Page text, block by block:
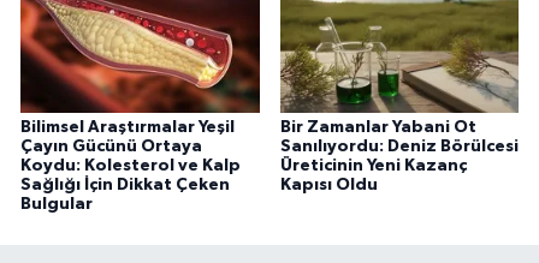
Bilimsel Araştırmalar Yeşil
Çayın Gücünü Ortaya
Koydu: Kolesterol ve Kalp
Sağlığı İçin Dikkat Çeken
Bulgular
Bir Zamanlar Yabani Ot
Sanılıyordu: Deniz Börülcesi
Üreticinin Yeni Kazanç
Kapısı Oldu